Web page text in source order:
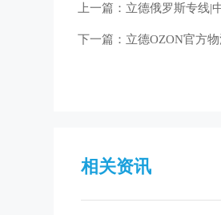
上一篇：立德俄罗斯专线|
下一篇：立德OZON官方
相关资讯